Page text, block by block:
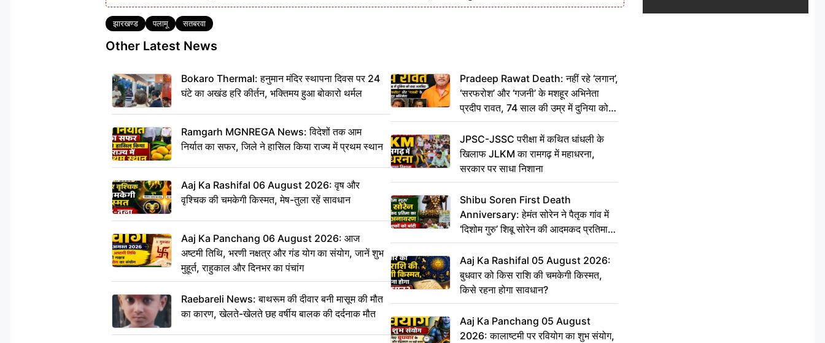
Tags
झारखण्ड पलामू सतबरवा
Other Latest News
Bokaro Thermal: हनुमान मंदिर स्थापना दिवस पर 24
घंटे का अखंड हरि कीर्तन, भक्तिमय हुआ बोकारो थर्मल
Ramgarh MGNREGA News: विदेशों तक आम
निर्यात का सफर, जिले ने हासिल किया राज्य में प्रथम स्थान
Aaj Ka Rashifal 06 August 2026: वृष और
वृश्चिक की चमकेगी किस्मत, मेष-तुला रहें सावधान
Aaj Ka Panchang 06 August 2026: आज
अष्टमी तिथि, भरणी नक्षत्र और गंड योग का संयोग, जानें शुभ
मुहूर्त, राहुकाल और दिनभर का पंचांग
Raebareli News: बाथरूम की दीवार बनी मासूम की मौत
का कारण, खेलते-खेलते छह वर्षीय बालक की दर्दनाक मौत
Pradeep Rawat Death: नहीं रहे ‘लगान’,
‘सरफरोश’ और ‘गजनी’ के मशहूर अभिनेता
प्रदीप रावत, 74 साल की उम्र में दुनिया को
कहा अलविदा
JPSC-JSSC परीक्षा में कथित धांधली के
खिलाफ JLKM का रामगढ़ में महाधरना,
सरकार पर साधा निशाना
Shibu Soren First Death
Anniversary: हेमंत सोरेन ने पैतृक गांव में
‘दिशोम गुरु’ शिबू सोरेन की आदमकद प्रतिमा
का किया अनावरण, लाभुकों को बांटी
परिसंपत्तियां
Aaj Ka Rashifal 05 August 2026:
बुधवार को किस राशि की चमकेगी किस्मत,
किसे रहना होगा सावधान?
Aaj Ka Panchang 05 August
2026: कालाष्टमी पर रवियोग का शुभ संयोग,